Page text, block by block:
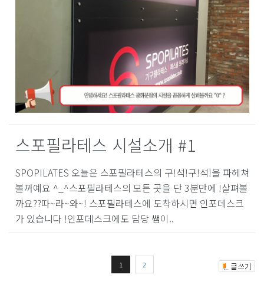
스포필라테스 시설소개 #1
SPOPILATES 오늘은 스포필라테스의 구!석!구!석!을 파헤쳐
볼꺼예요 ^_^스포필라테스의 모든 곳을 단 3분만에 !살펴볼
까요??따~라~와~! 스포필라테스에 도착하시면 인포데스크
가 있습니다 !인포데스크에도 담당 쌤이..
1 2